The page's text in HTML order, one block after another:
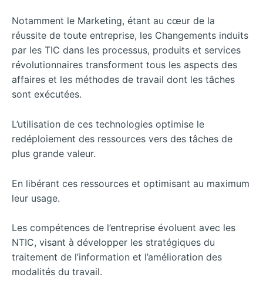
Notamment le Marketing, étant au cœur de la
réussite de toute entreprise, les Changements induits
par les TIC dans les processus, produits et services
révolutionnaires transforment tous les aspects des
affaires et les méthodes de travail dont les tâches
sont exécutées.
L’utilisation de ces technologies optimise le
redéploiement des ressources vers des tâches de
plus grande valeur.
En libérant ces ressources et optimisant au maximum
leur usage.
Les compétences de l’entreprise évoluent avec les
NTIC, visant à développer les stratégiques du
traitement de l’information et l’amélioration des
modalités du travail.